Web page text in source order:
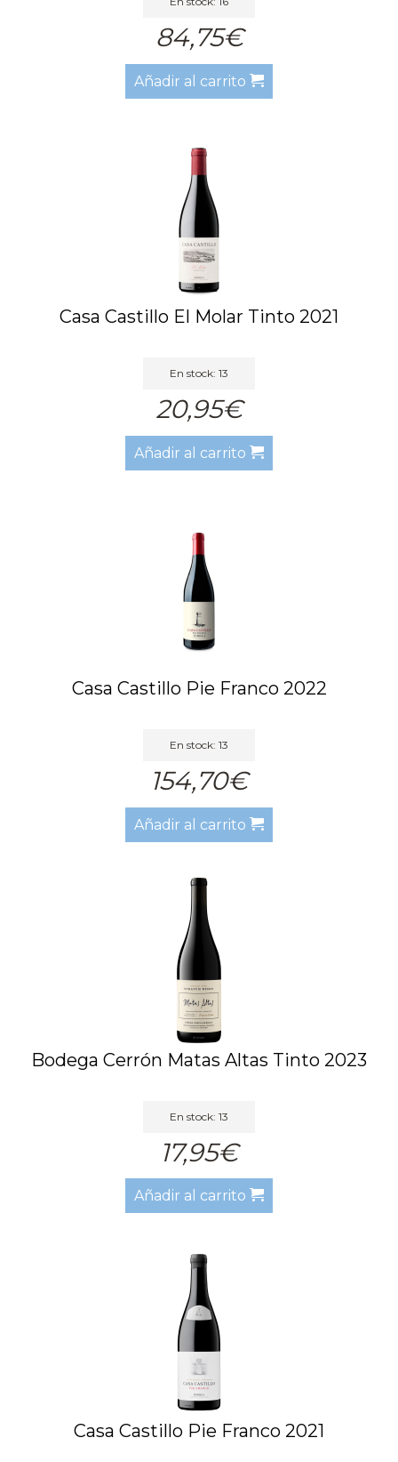
84,75€
Añadir al carrito
Casa Castillo El Molar Tinto 2021
En stock: 13
20,95€
Añadir al carrito
Casa Castillo Pie Franco 2022
En stock: 13
154,70€
Añadir al carrito
Bodega Cerrón Matas Altas Tinto 2023
En stock: 13
17,95€
Añadir al carrito
Casa Castillo Pie Franco 2021